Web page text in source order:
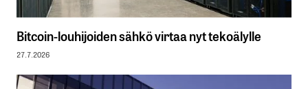
Bitcoin-louhijoiden sähkö virtaa nyt tekoälylle
27.7.2026